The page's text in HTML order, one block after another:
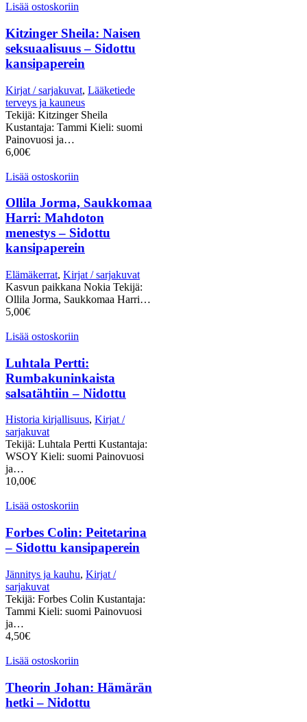
Lisää ostoskoriin
Kitzinger Sheila: Naisen
seksuaalisuus – Sidottu
kansipaperein
Kirjat / sarjakuvat, Lääketiede
terveys ja kauneus
Tekijä: Kitzinger Sheila
Kustantaja: Tammi Kieli: suomi
Painovuosi ja…
6,00€
Lisää ostoskoriin
Ollila Jorma, Saukkomaa
Harri: Mahdoton
menestys – Sidottu
kansipaperein
Elämäkerrat, Kirjat / sarjakuvat
Kasvun paikkana Nokia Tekijä:
Ollila Jorma, Saukkomaa Harri…
5,00€
Lisää ostoskoriin
Luhtala Pertti:
Rumbakuninkaista
salsatähtiin – Nidottu
Historia kirjallisuus, Kirjat /
sarjakuvat
Tekijä: Luhtala Pertti Kustantaja:
WSOY Kieli: suomi Painovuosi
ja…
10,00€
Lisää ostoskoriin
Forbes Colin: Peitetarina
– Sidottu kansipaperein
Jännitys ja kauhu, Kirjat /
sarjakuvat
Tekijä: Forbes Colin Kustantaja:
Tammi Kieli: suomi Painovuosi
ja…
4,50€
Lisää ostoskoriin
Theorin Johan: Hämärän
hetki – Nidottu